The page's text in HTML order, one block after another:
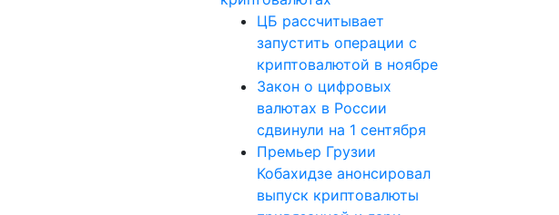
ЦБ рассчитывает
запустить операции с
криптовалютой в ноябре
Закон о цифровых
валютах в России
сдвинули на 1 сентября
Премьер Грузии
Кобахидзе анонсировал
выпуск криптовалюты